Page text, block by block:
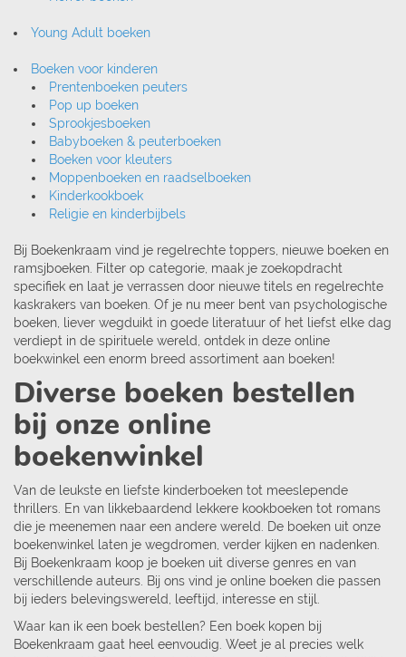
Young Adult boeken
Boeken voor kinderen
Prentenboeken peuters
Pop up boeken
Sprookjesboeken
Babyboeken & peuterboeken
Boeken voor kleuters
Moppenboeken en raadselboeken
Kinderkookboek
Religie en kinderbijbels
Bij Boekenkraam vind je regelrechte toppers, nieuwe boeken en
ramsjboeken. Filter op categorie, maak je zoekopdracht
specifiek en laat je verrassen door nieuwe titels en regelrechte
kaskrakers van boeken. Of je nu meer bent van psychologische
boeken, liever wegduikt in goede literatuur of het liefst elke dag
verdiept in de spirituele wereld, ontdek in deze online
boekwinkel een enorm breed assortiment aan boeken!
Diverse boeken bestellen
bij onze online
boekenwinkel
Van de leukste en liefste kinderboeken tot meeslepende
thrillers. En van likkebaardend lekkere kookboeken tot romans
die je meenemen naar een andere wereld. De boeken uit onze
boekenwinkel laten je wegdromen, verder kijken en nadenken.
Bij Boekenkraam koop je boeken uit diverse genres en van
verschillende auteurs. Bij ons vind je online boeken die passen
bij ieders belevingswereld, leeftijd, interesse en stijl.
Waar kan ik een boek bestellen? Een boek kopen bij
Boekenkraam gaat heel eenvoudig. Weet je al precies welk